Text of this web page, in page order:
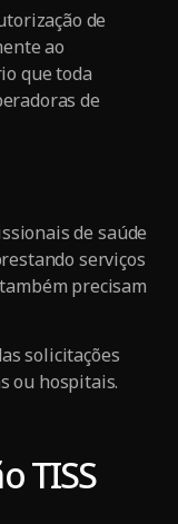
de
ao
que toda
de
de saúde
serviços
precisam
solicitações
ou hospitais.
TISS